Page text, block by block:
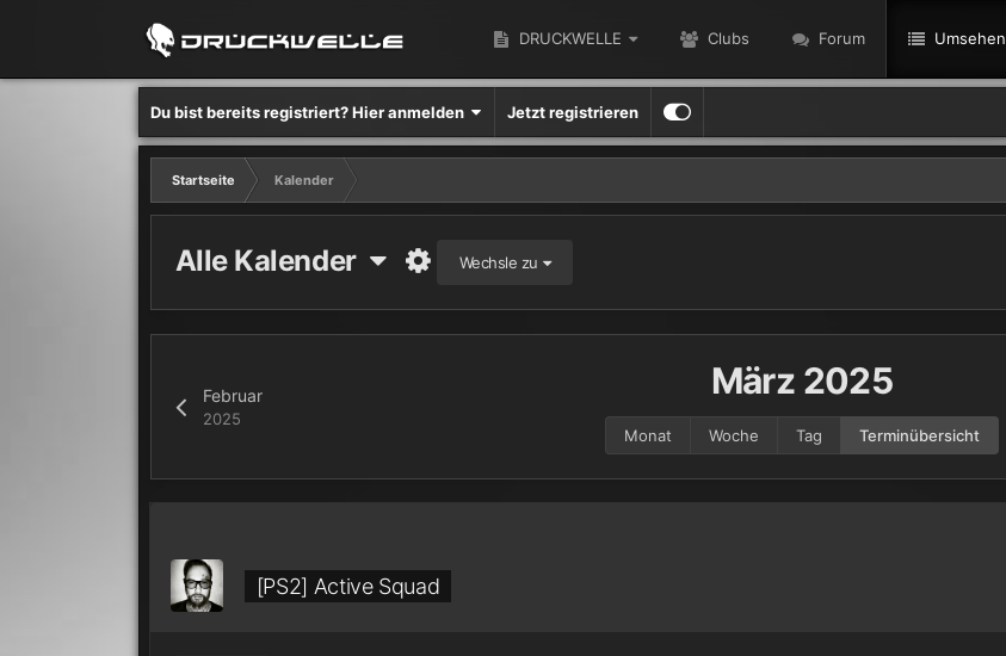
DRUCKWELLE Clubs Forum Umsehen
Du bist bereits registriert? Hier anmelden Jetzt registrieren
Startseite Kalender
Alle Kalender Wechsle zu
Februar
2025
März 2025
Monat Woche Tag Terminübersicht
[PS2] Active Squad